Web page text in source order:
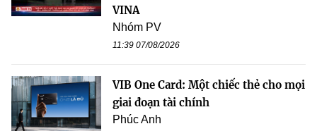
VINA
Nhóm PV
11:39 07/08/2026
VIB One Card: Một chiếc thẻ cho mọi
giai đoạn tài chính
Phúc Anh